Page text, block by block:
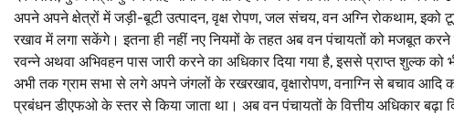
अपने अपने क्षेत्रों में जड़ी-बूटी उत्पादन, वृक्ष रोपण, जल संचय, वन अग्नि रोकथाम, इको
रखाव में लगा सकेंगे। इतना ही नहीं नए नियमों के तहत अब वन पंचायतों को मजबूत
रवन्ने अथवा अभिवहन पास जारी करने का अधिकार दिया गया है, इससे प्राप्त शुल्क
अभी तक ग्राम सभा से लगे अपने जंगलों के रखरखाव, वृक्षारोपण, वनाग्नि से बचाव
प्रबंधन डीएफओ के स्तर से किया जाता था। अब वन पंचायतों के वित्तीय अधिकार बढ़ा